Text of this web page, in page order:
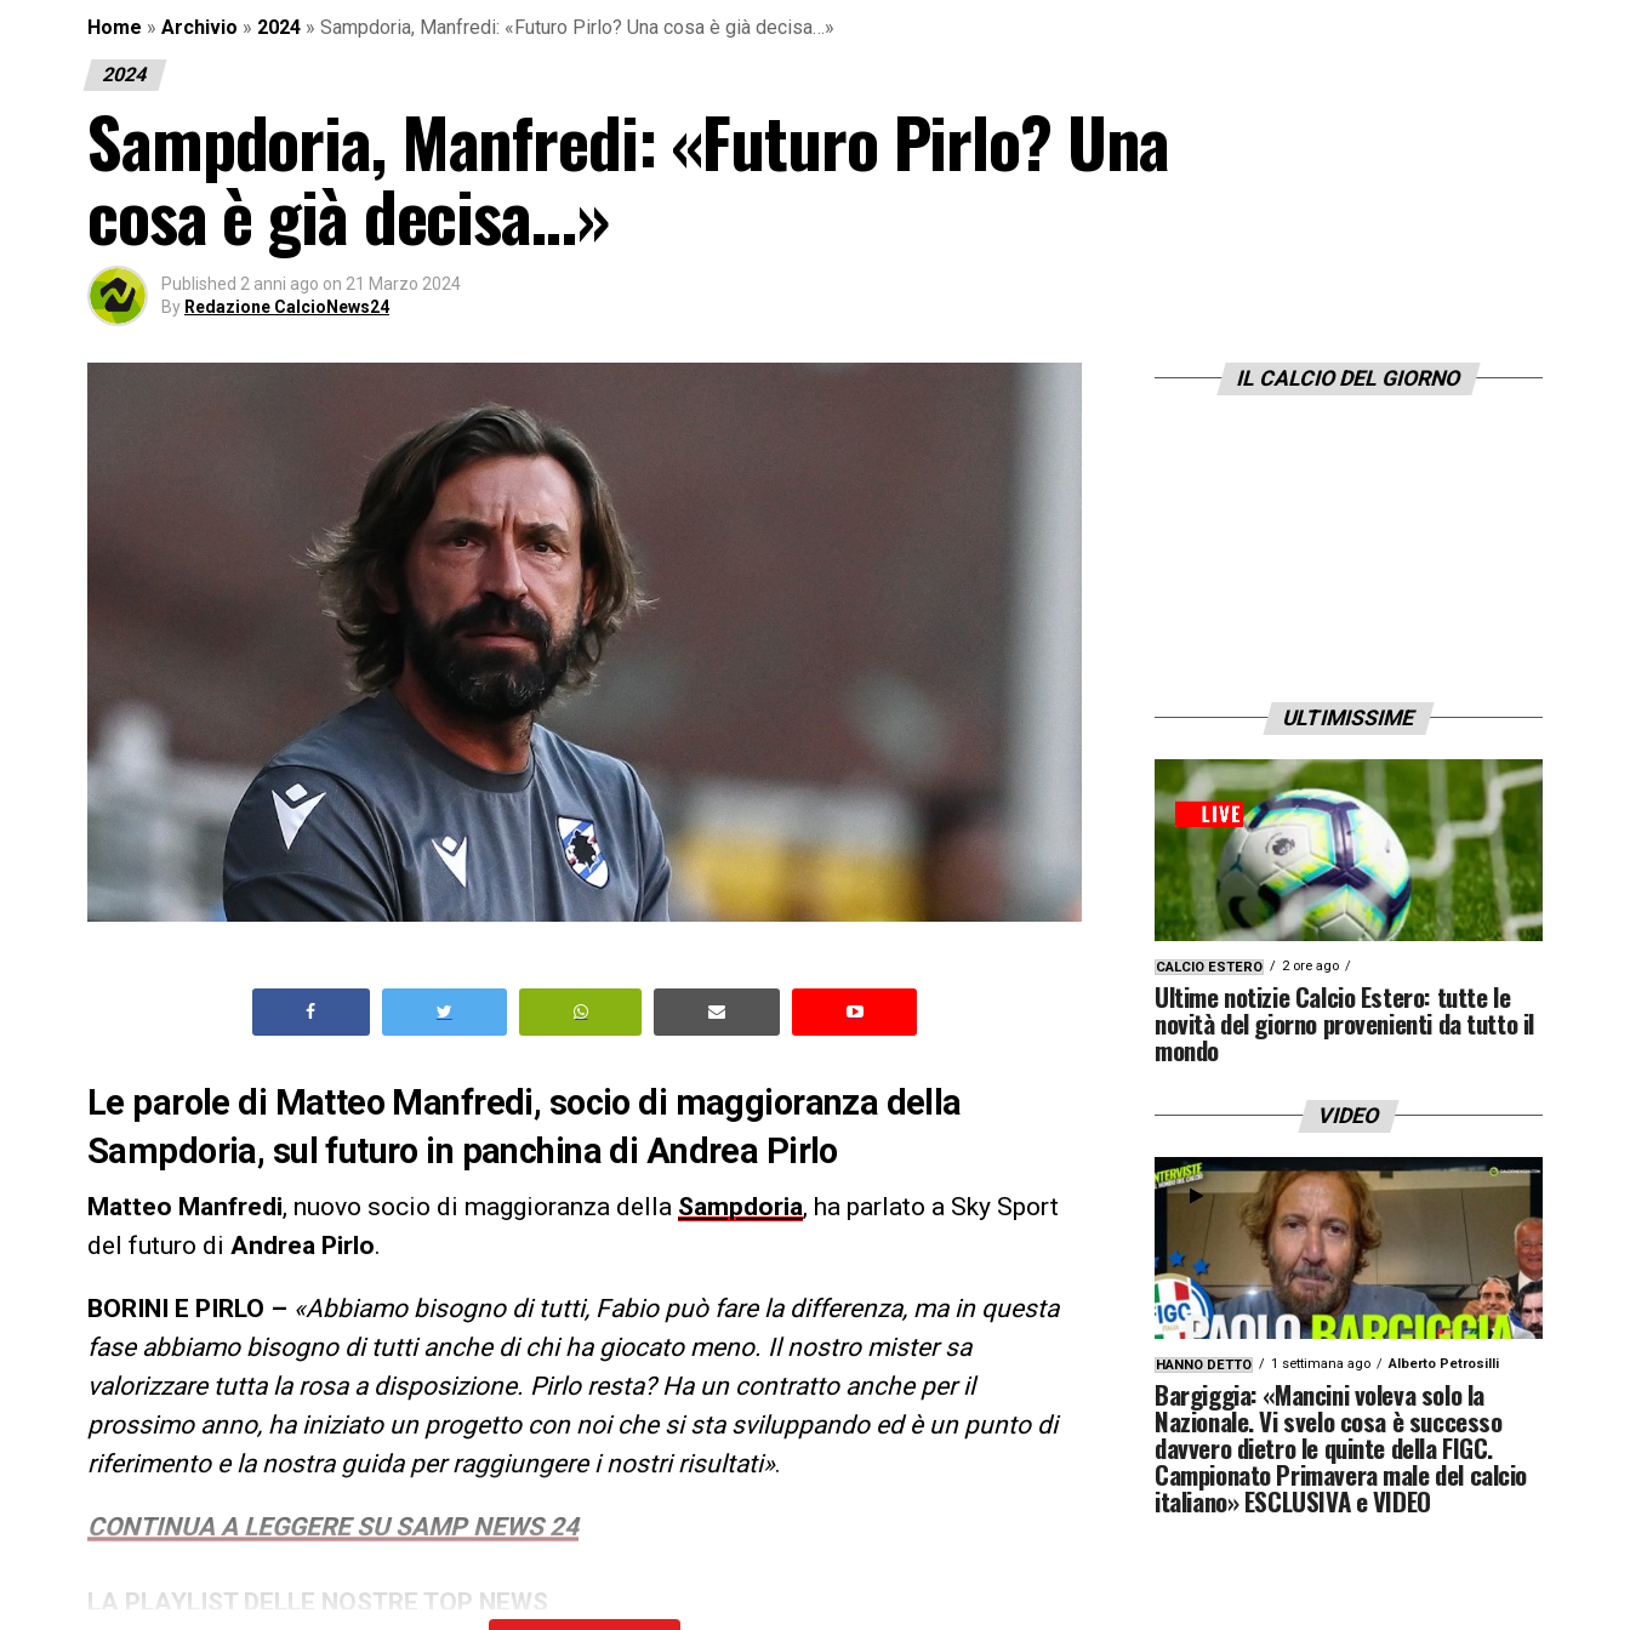
Home » Archivio » 2024 » Sampdoria, Manfredi: «Futuro Pirlo? Una cosa è già decisa…»
2024
Sampdoria, Manfredi: «Futuro Pirlo? Una
cosa è già decisa…»
Published 2 anni ago on 21 Marzo 2024
By Redazione CalcioNews24
Le parole di Matteo Manfredi, socio di maggioranza della
Sampdoria, sul futuro in panchina di Andrea Pirlo
Matteo Manfredi, nuovo socio di maggioranza della Sampdoria, ha parlato a Sky Sport
del futuro di Andrea Pirlo.
BORINI E PIRLO – «Abbiamo bisogno di tutti, Fabio può fare la differenza, ma in questa
fase abbiamo bisogno di tutti anche di chi ha giocato meno. Il nostro mister sa
valorizzare tutta la rosa a disposizione. Pirlo resta? Ha un contratto anche per il
prossimo anno, ha iniziato un progetto con noi che si sta sviluppando ed è un punto di
riferimento e la nostra guida per raggiungere i nostri risultati».
CONTINUA A LEGGERE SU SAMP NEWS 24
LA PLAYLIST DELLE NOSTRE TOP NEWS
IL CALCIO DEL GIORNO
ULTIMISSIME
CALCIO ESTERO 2 ore ago
Ultime notizie Calcio Estero: tutte le
novità del giorno provenienti da tutto il
mondo
VIDEO
HANNO DETTO 1 settimana ago Alberto Petrosilli
Bargiggia: «Mancini voleva solo la
Nazionale. Vi svelo cosa è successo
davvero dietro le quinte della FIGC.
Campionato Primavera male del calcio
italiano» ESCLUSIVA e VIDEO